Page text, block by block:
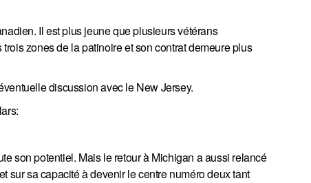
Il est plus jeune que plusieurs vétérans
zones de la patinoire et son contrat demeure plus
discussion avec le New Jersey.
son potentiel. Mais le retour à Michigan a aussi relancé
sur sa capacité à devenir le centre numéro deux tant